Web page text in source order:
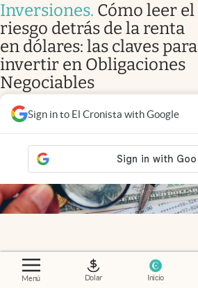
Menú Dolar Inicio
Sign in to El Cronista with Google
Inversiones. Cómo leer el
riesgo detrás de la renta
en dólares: las claves para
invertir en Obligaciones
Negociables